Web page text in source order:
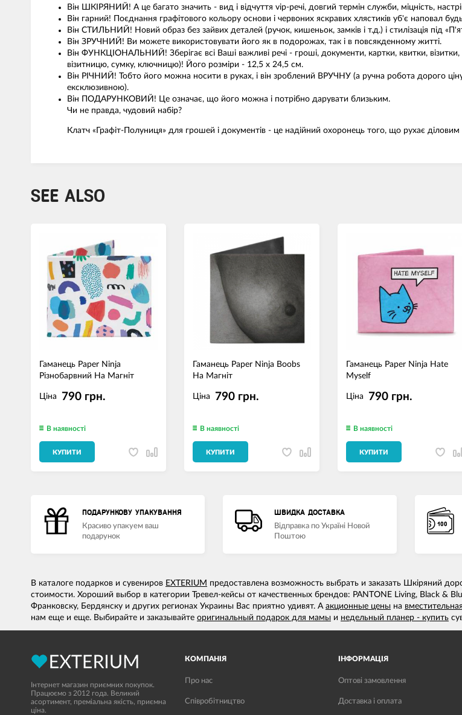
Він ШКІРЯНИЙ! А це багато значить - вид і відчуття vip-речі, довгий термін служби, міцність,
Він гарний! Поєднання графітового кольору основи і червоних яскравих хлястиків уб'є наповал
Він СТИЛЬНИЙ! Новий образ без зайвих деталей (ручок, кишеньок, замків і т.д.) і стилізація під
Він ЗРУЧНИЙ! Ви можете використовувати його як в подорожах, так і в повсякденному житті.
Він ФУНКЦІОНАЛЬНИЙ! Зберігає всі Ваші важливі речі - гроші, документи, картки, квитки,
візитницю, сумку, ключницю)! Його розміри - 12,5 х 24,5 см.
Він РІЧНИЙ! Тобто його можна носити в руках, і він зроблений ВРУЧНУ (а ручна робота дорого
ексклюзивною).
Він ПОДАРУНКОВИЙ! Це означає, що його можна і потрібно дарувати близьким.
Чи не правда, чудовий набір?
Клатч «Графіт-Полуниця» для грошей і документів - це надійний охоронець того, що рухає діловим
SEE ALSO
Гаманець Paper Ninja
Різнобарвний На Магніт
Ціна 790 грн.
В наявності
КУПИТИ
Гаманець Paper Ninja Boobs
На Магніт
Ціна 790 грн.
В наявності
КУПИТИ
Гаманець Paper Ninja Hate
Myself
Ціна 790 грн.
В наявності
КУПИТИ
ПОДАРУНКОВУ УПАКУВАННЯ
Красиво упакуем ваш
подарунок
ШВИДКА ДОСТАВКА
Відправка по Україні Новой
Поштою
В каталоге подарков и сувениров EXTERIUM предоставлена возможность выбрать и заказать Шкіряний
стоимости. Хороший выбор в категории Тревел-кейсы от качественных брендов: PANTONE Living, Black &
Франковску, Бердянску и других регионах Украины Вас приятно удивят. А акционные цены на
нам еще и еще. Выбирайте и заказывайте оригинальный подарок для мамы и недельный планер - купить
Інтернет магазин приємних покупок.
Працюємо з 2012 года. Великий
асортимент, преміальна якість, приємна
ціна.
КОМПАНІЯ
Про нас
Співробітництво
ІНФОРМАЦІЯ
Оптові замовлення
Доставка і оплата